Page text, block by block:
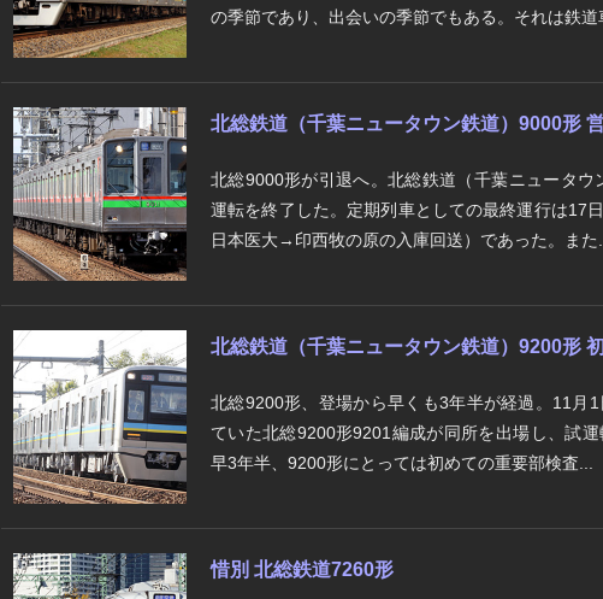
の季節であり、出会いの季節でもある。それは鉄道
北総鉄道（千葉ニュータウン鉄道）9000形
北総9000形が引退へ。北総鉄道（千葉ニュータウ
運転を終了した。定期列車としての最終運行は17
日本医大→印西牧の原の入庫回送）であった。また...
北総鉄道（千葉ニュータウン鉄道）9200形
北総9200形、登場から早くも3年半が経過。11月
ていた北総9200形9201編成が同所を出場し、試
早3年半、9200形にとっては初めての重要部検査...
惜別 北総鉄道7260形